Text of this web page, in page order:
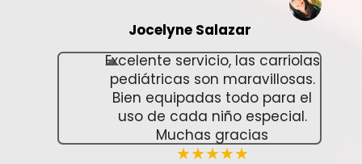
Jocelyne Salazar
Excelente servicio, las carriolas
pediátricas son maravillosas.
Bien equipadas todo para el
uso de cada niño especial.
Muchas gracias
★★★★★